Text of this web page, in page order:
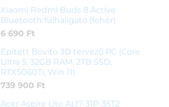
Xiaomi Redmi Buds 8 Active
Bluetooth fülhallgató (fehér)
6 690 Ft
Épített Bovito 3D tervező PC (Core
Ultra 5, 32GB RAM, 2TB SSD,
RTX5060Ti, Win 11)
739 900 Ft
Acer Aspire Lite AL17-31P-35T2